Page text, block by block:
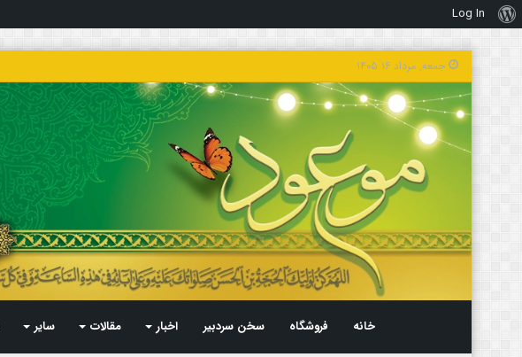
درباره
وردپرس
Log In
جمعه, مرداد ۱۶ ۱۴۰۵
خانه فروشگاه سخن سردبیر اخبار مقالات سایر